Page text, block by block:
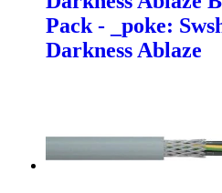
Pack - _poke:
Darkness Ablaze